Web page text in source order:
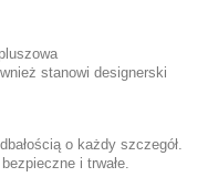
stanowi designerski
o każdy szczegół.
i trwałe.